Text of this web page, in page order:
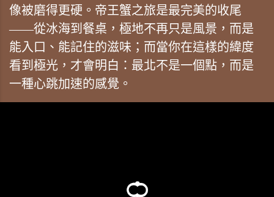
像被磨得更硬。帝王蟹之旅是最完美的收尾
——從冰海到餐桌，極地不再只是風景，而是
能入口、能記住的滋味；而當你在這樣的緯度
看到極光，才會明白：最北不是一個點，而是
一種心跳加速的感覺。